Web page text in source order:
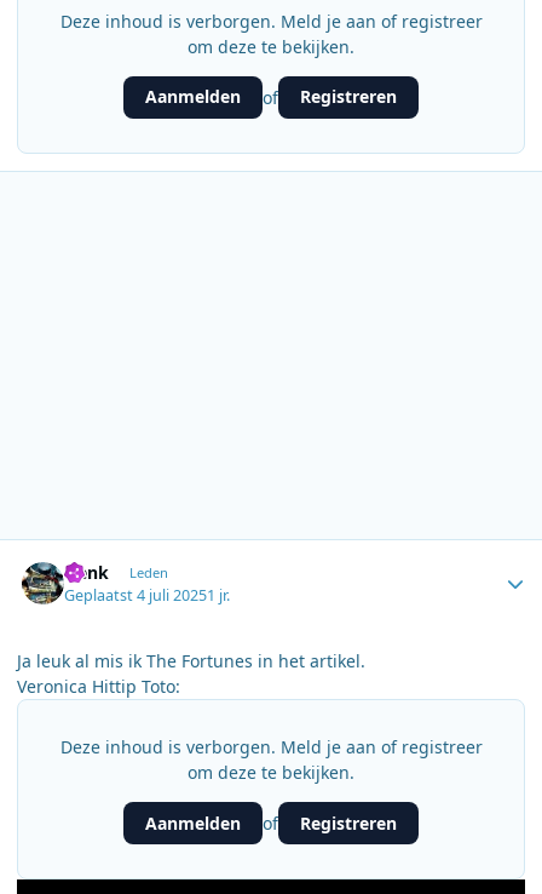
Deze inhoud is verborgen. Meld je aan of registreer
om deze te bekijken.
Aanmelden of Registreren
Henk Leden
Geplaatst4 juli 20251 jr.
Ja leuk al mis ik The Fortunes in het artikel.
Veronica Hittip Toto:
Deze inhoud is verborgen. Meld je aan of registreer
om deze te bekijken.
Aanmelden of Registreren